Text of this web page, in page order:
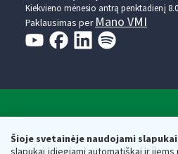
Šioje svetainėje naudojami slapukai
Kiekvieno mėnesio antrą penktadienį
Paklausimas per Mano VMI
Respublikos finansų